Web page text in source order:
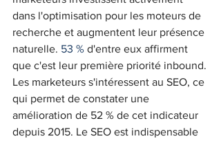
dans l'optimisation pour les moteurs de
recherche et augmentent leur présence
naturelle. 53 % d'entre eux affirment
que c'est leur première priorité inbound.
Les marketeurs s'intéressent au SEO, ce
qui permet de constater une
amélioration de 52 % de cet indicateur
depuis 2015. Le SEO est indispensable